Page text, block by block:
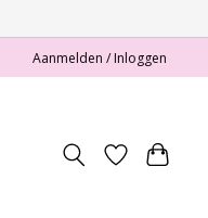
Aanmelden / Inloggen